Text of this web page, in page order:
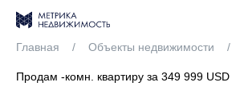
Главная / Объекты недвижимости /
Продам -комн. квартиру за 349 999 USD